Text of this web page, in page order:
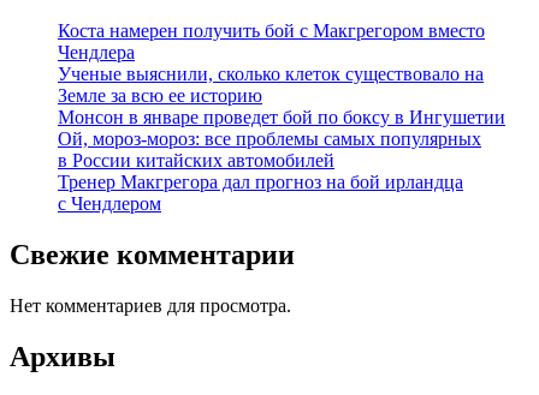
Коста намерен получить бой с Макгрегором вместо
Чендлера
Ученые выяснили, сколько клеток существовало на
Земле за всю ее историю
Монсон в январе проведет бой по боксу в Ингушетии
Ой, мороз-мороз: все проблемы самых популярных
в России китайских автомобилей
Тренер Макгрегора дал прогноз на бой ирландца
с Чендлером
Свежие комментарии
Нет комментариев для просмотра.
Архивы